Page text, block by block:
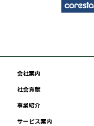
会社案内
社会貢献
事業紹介
サービス案内